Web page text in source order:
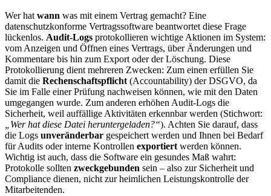
Wer hat wann was mit einem Vertrag gemacht? Eine
datenschutzkonforme Vertragssoftware beantwortet diese Frage
lückenlos. Audit-Logs protokollieren wichtige Aktionen im System:
vom Anzeigen und Öffnen eines Vertrags, über Änderungen und
Kommentare bis hin zum Export oder der Löschung. Diese
Protokollierung dient mehreren Zwecken: Zum einen erfüllen Sie
damit die Rechenschaftspflicht (Accountability) der DSGVO, da
Sie im Falle einer Prüfung nachweisen können, wie mit den Daten
umgegangen wurde. Zum anderen erhöhen Audit-Logs die
Sicherheit, weil auffällige Aktivitäten erkennbar werden (Stichwort:
„Wer hat diese Datei heruntergeladen?“). Achten Sie darauf, dass
die Logs unveränderbar gespeichert werden und Ihnen bei Bedarf
für Audits oder interne Kontrollen exportiert werden können.
Wichtig ist auch, dass die Software ein gesundes Maß wahrt:
Protokolle sollten zweckgebunden sein – also zur Sicherheit und
Compliance dienen, nicht zur heimlichen Leistungskontrolle der
Mitarbeitenden.